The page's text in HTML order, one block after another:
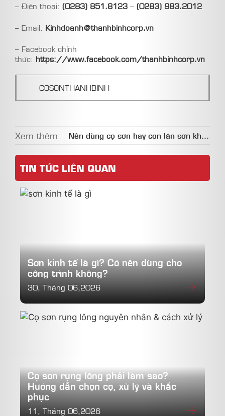
– Điện thoại: (0283) 851.8123 – (0283) 983.2012
– Email: Kinhdoanh@thanhbinhcorp.vn
– Facebook chính
thức: https://www.facebook.com/thanhbinhcorp.vn
COSONTHANHBINH
Xem thêm: Nên dùng cọ sơn hay con lăn sơn khi
TIN TỨC LIÊN QUAN
Sơn kinh tế là gì? Có nên dùng cho
công trình không?
30, Tháng 06,2026
Cọ sơn rụng lông phải làm sao?
Hướng dẫn chọn cọ, xử lý và khắc
phục
11, Tháng 06,2026